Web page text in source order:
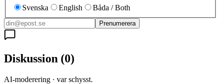
Svenska
English Båda / Both
Prenumerera
Diskussion (0)
AI-moderering · var schysst.